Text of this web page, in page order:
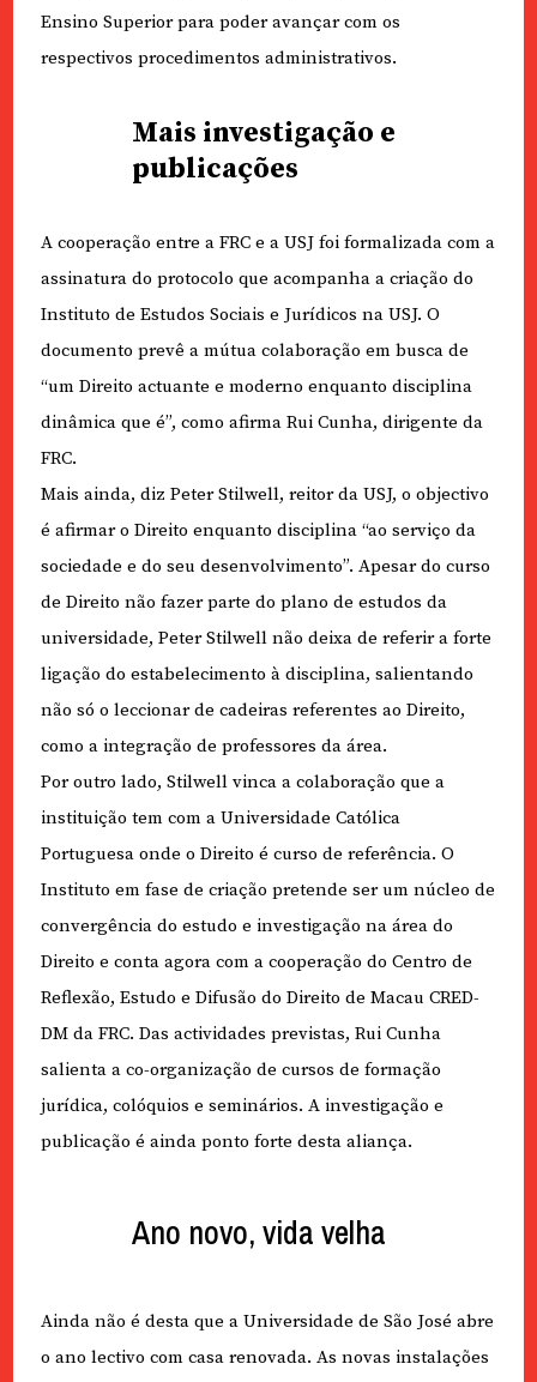
Ensino Superior para poder avançar com os
respectivos procedimentos administrativos.
Mais investigação e
publicações
A cooperação entre a FRC e a USJ foi formalizada com a
assinatura do protocolo que acompanha a criação do
Instituto de Estudos Sociais e Jurídicos na USJ. O
documento prevê a mútua colaboração em busca de
“um Direito actuante e moderno enquanto disciplina
dinâmica que é”, como afirma Rui Cunha, dirigente da
FRC.
Mais ainda, diz Peter Stilwell, reitor da USJ, o objectivo
é afirmar o Direito enquanto disciplina “ao serviço da
sociedade e do seu desenvolvimento”. Apesar do curso
de Direito não fazer parte do plano de estudos da
universidade, Peter Stilwell não deixa de referir a forte
ligação do estabelecimento à disciplina, salientando
não só o leccionar de cadeiras referentes ao Direito,
como a integração de professores da área.
Por outro lado, Stilwell vinca a colaboração que a
instituição tem com a Universidade Católica
Portuguesa onde o Direito é curso de referência. O
Instituto em fase de criação pretende ser um núcleo de
convergência do estudo e investigação na área do
Direito e conta agora com a cooperação do Centro de
Reflexão, Estudo e Difusão do Direito de Macau CRED-
DM da FRC. Das actividades previstas, Rui Cunha
salienta a co-organização de cursos de formação
jurídica, colóquios e seminários. A investigação e
publicação é ainda ponto forte desta aliança.
Ano novo, vida velha
Ainda não é desta que a Universidade de São José abre
o ano lectivo com casa renovada. As novas instalações